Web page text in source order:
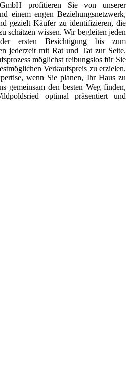
profitieren Sie von unserer
einem engen Beziehungsnetzwerk,
gezielt Käufer zu identifizieren, die
schätzen wissen. Wir begleiten jeden
der ersten Besichtigung bis zum
jederzeit mit Rat und Tat zur Seite.
möglichst reibungslos für Sie
Verkaufspreis zu erzielen.
wenn Sie planen, Ihr Haus zu
gemeinsam den besten Weg finden,
optimal präsentiert und